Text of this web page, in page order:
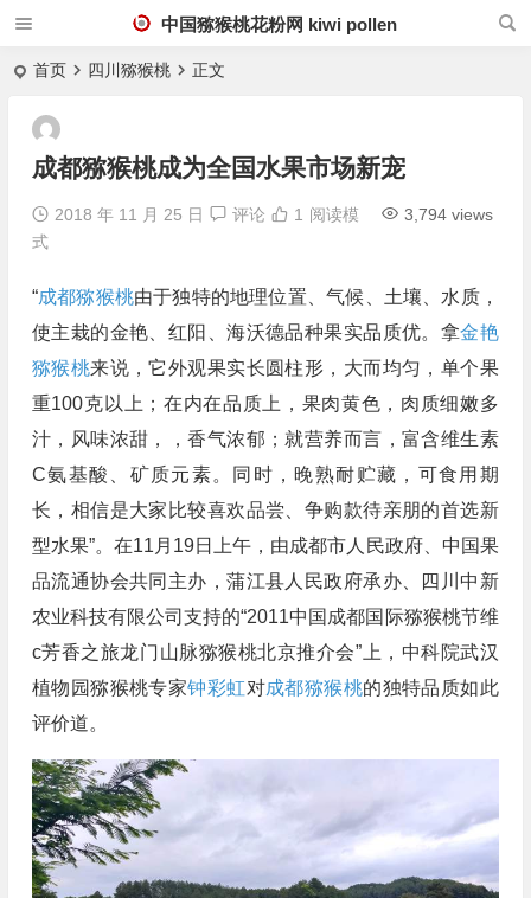
中国猕猴桃花粉网 kiwi pollen
首页 四川猕猴桃 正文
成都猕猴桃成为全国水果市场新宠
2018 年 11 月 25 日 评论 3,794 views
1 阅读模
式
“成都猕猴桃由于独特的地理位置、气候、土壤、水质，
使主栽的金艳、红阳、海沃德品种果实品质优。拿金艳
猕猴桃来说，它外观果实长圆柱形，大而均匀，单个果
重100克以上；在内在品质上，果肉黄色，肉质细嫩多
汁，风味浓甜，，香气浓郁；就营养而言，富含维生素
C氨基酸、矿质元素。同时，晚熟耐贮藏，可食用期
长，相信是大家比较喜欢品尝、争购款待亲朋的首选新
型水果”。在11月19日上午，由成都市人民政府、中国果
品流通协会共同主办，蒲江县人民政府承办、四川中新
农业科技有限公司支持的“2011中国成都国际猕猴桃节维
c芳香之旅龙门山脉猕猴桃北京推介会”上，中科院武汉
植物园猕猴桃专家钟彩虹对成都猕猴桃的独特品质如此
评价道。